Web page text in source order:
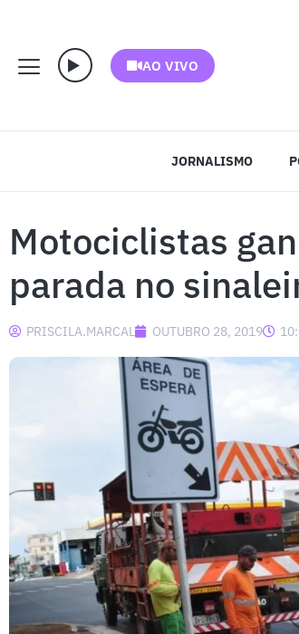
AO VIVO
JORNALISMO
Motociclistas
parada no
PRISCILA.MARCAL OUTUBRO 28, 2019